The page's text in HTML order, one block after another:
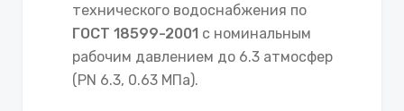
технического водоснабжения по
ГОСТ 18599-2001 с номинальным
рабочим давлением до 6.3 атмосфер
(PN 6.3, 0.63 МПа).